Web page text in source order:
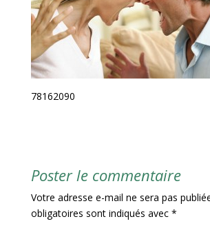
78162090
Poster le commentaire
Votre adresse e-mail ne sera pas
obligatoires sont indiqués avec *